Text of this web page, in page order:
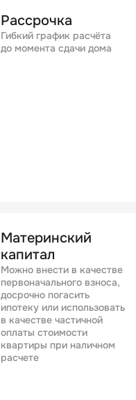
Рассрочка
Гибкий график расчёта
до момента сдачи дома
Материнский
капитал
Можно внести в качестве
первоначального взноса,
досрочно погасить
ипотеку или использовать
в качестве частичной
оплаты стоимости
квартиры при наличном
расчете